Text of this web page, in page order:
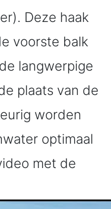
Deze haak
voorste balk
langwerpige
plaats van de
worden
optimaal
met de